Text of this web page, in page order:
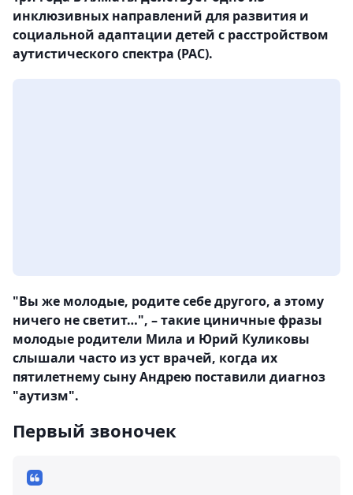
инклюзивных направлений для развития и
социальной адаптации детей с расстройством
аутистического спектра (РАС).
"Вы же молодые, родите себе другого, а этому
ничего не светит…", – такие циничные фразы
молодые родители Мила и Юрий Куликовы
слышали часто из уст врачей, когда их
пятилетнему сыну Андрею поставили диагноз
"аутизм".
Первый звоночек